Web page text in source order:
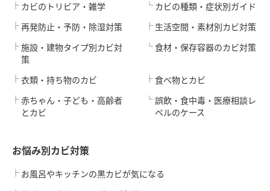
カビのトリビア・雑学
カビの種類・症状別ガイド
再発防止・予防・除湿対策
施設・建物タイプ別カビ対
策
生活空間・素材別カビ対策
食材・保存容器のカビ対策
衣類・持ち物のカビ
赤ちゃん・子ども・高齢者
とカビ
食べ物とカビ
誤飲・食中毒・医療相談レ
ベルのケース
お悩み別カビ対策
お風呂やキッチンの黒カビが気になる